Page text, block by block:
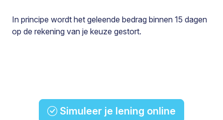
In principe wordt het geleende bedrag binnen 15 dagen
op de rekening van je keuze gestort.
Simuleer je lening online